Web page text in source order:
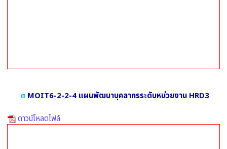
MOIT6-2-2-4 แผนพัฒนาบุคลากรระดับหน่วยงาน HRD3
ดาวน์โหลดไฟล์